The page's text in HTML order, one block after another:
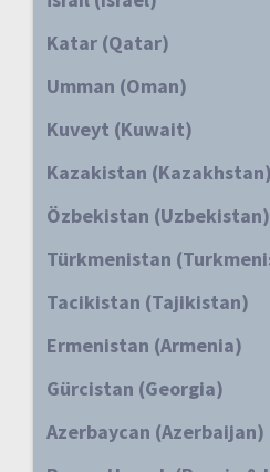
Katar (Qatar)
Umman (Oman)
Kuveyt (Kuwait)
Kazakistan (Kazakhstan)
Özbekistan (Uzbekistan)
Türkmenistan
Tacikistan (Tajikistan)
Ermenistan (Armenia)
Gürcistan (Georgia)
Azerbaycan (Azerbaijan)